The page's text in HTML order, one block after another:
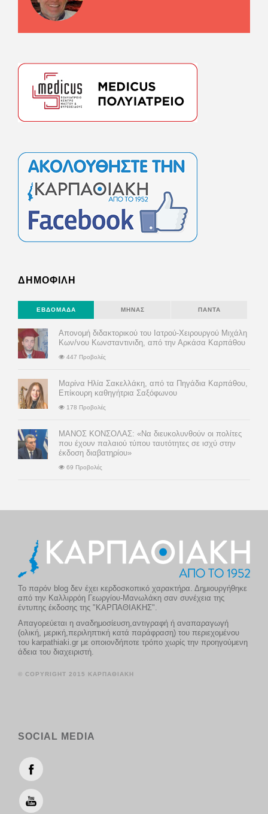
ΔΗΜΟΦΙΛΗ
ΕΒΔΟΜΆΔΑ ΜΉΝΑΣ ΠΆΝΤΑ
Απονομή διδακτορικού του Ιατρού-Χειρουργού Μιχάλη
Κων/νου Κωνσταντινιδη, από την Αρκάσα Καρπάθου
447 Προβολές
Μαρίνα Ηλία Σακελλάκη, από τα Πηγάδια Καρπάθου,
Επίκουρη καθηγήτρια Σαξόφωνου
178 Προβολές
ΜΑΝΟΣ ΚΟΝΣΟΛΑΣ: «Να διευκολυνθούν οι πολίτες
που έχουν παλαιού τύπου ταυτότητες σε ισχύ στην
έκδοση διαβατηρίου»
69 Προβολές
Το παρόν blog δεν έχει κερδοσκοπικό χαρακτήρα. Δημιουργήθηκε
από την Καλλιρρόη Γεωργίου-Μανωλάκη σαν συνέχεια της
έντυπης έκδοσης της "ΚΑΡΠΑΘΙΑΚΗΣ".
Απαγορεύεται η αναδημοσίευση,αντιγραφή ή αναπαραγωγή
(ολική, μερική,περιληπτική κατά παράφραση) του περιεχομένου
του karpathiaki.gr με οποιονδήποτε τρόπο χωρίς την προηγούμενη
άδεια του διαχειριστή.
© COPYRIGHT 2015 ΚΑΡΠΑΘΙΑΚΗ
SOCIAL MEDIA